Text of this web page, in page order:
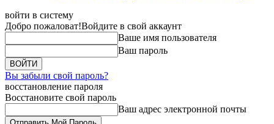
войти в систему
Добро пожаловат!Войдите в свой аккаунт
Ваше имя пользователя
Ваш пароль
Вы забыли свой пароль?
восстановление пароля
Восстановите свой пароль
Ваш адрес электронной почты